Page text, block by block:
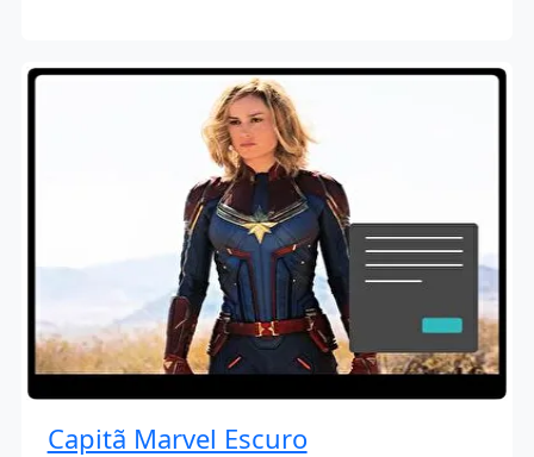
Capitã Marvel Escuro